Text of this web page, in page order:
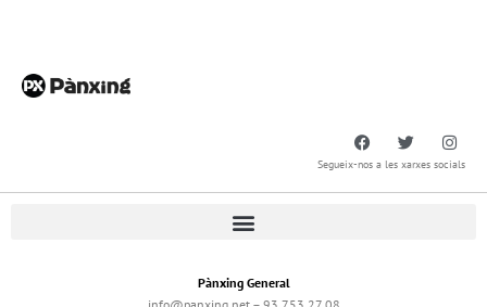
Segueix-nos a les xarxes socials
Pànxing General